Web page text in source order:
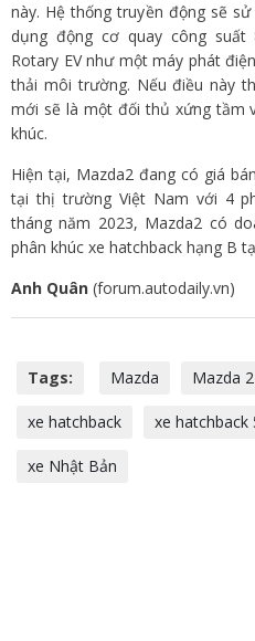
này. Hệ thống truyền động sẽ
dụng động cơ quay công
Rotary EV nhưmột máy phát điệ
thải môi trường. Nếu điều này
mới sẽ là một đối thủ xứng tầm
khúc.
Hiện tại, Mazda2 đang có giá
tại thị trường Việt Nam với 4
tháng năm 2023, Mazda2 có
phân khúc xe hatchback hạng B
Anh Quân (forum.autodaily.vn)
Tags: Mazda Mazda 2
xe hatchback xe hatchback
xe Nhật Bản